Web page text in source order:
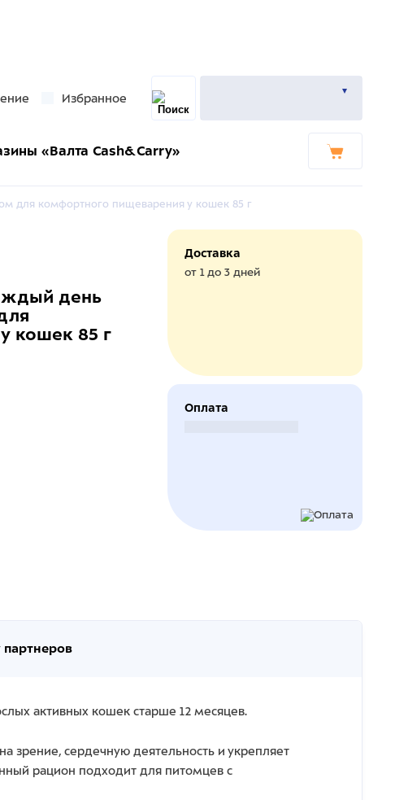
Избранное
«Валта Cash&Carry»
для комфортного пищеварения у кошек 85 г
день
кошек 85 г
Доставка
от 1 до 3 дней
Оплата
партнеров
активных кошек старше 12 месяцев.
зрение, сердечную деятельность и укрепляет
рацион подходит для питомцев с